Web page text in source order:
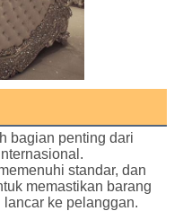
bagian penting dari
standar, dan
memastikan barang
ke pelanggan.